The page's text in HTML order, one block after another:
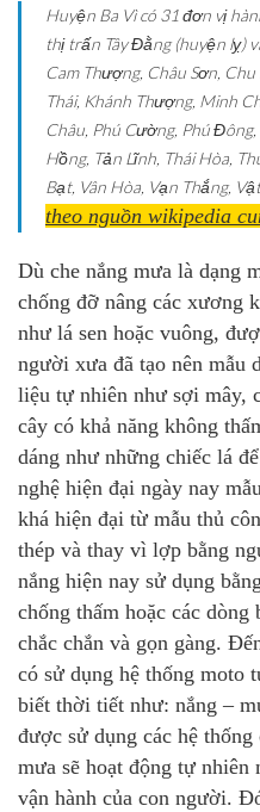
Huyện Ba Vì có 31 đơn vị
thị trấn Tây Đằng (huyện lỵ)
Cam Thượng, Châu Sơn,
Thái, Khánh Thượng, Minh
Châu, Phú Cường, Phú
Hồng, Tản Lĩnh, Thái Hòa,
Bạt, Vân Hòa, Vạn Thắng,
theo nguồn wikipedia
Dù che nắng mưa là dạng
chống đỡ nâng các xương
như lá sen hoặc vuông,
người xưa đã tạo nên mẫu
liệu tự nhiên như sợi mây,
cây có khả năng không
dáng như những chiếc lá
nghệ hiện đại ngày nay
khá hiện đại từ mẫu thủ
thép và thay vì lợp bằng
nắng hiện nay sử dụng
chống thấm hoặc các
chắc chắn và gọn gàng.
có sử dụng hệ thống moto
biết thời tiết như: nắng –
được sử dụng các hệ
mưa sẽ hoạt động tự nhiên
vận hành của con người.